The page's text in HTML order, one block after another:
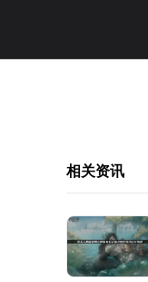
相关资讯